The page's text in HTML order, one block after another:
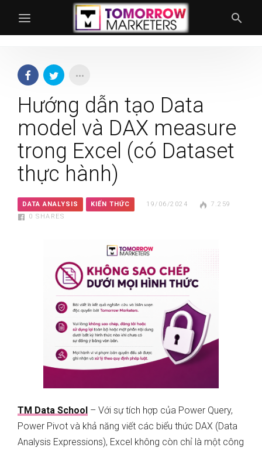
Hướng dẫn tạo Data
model và DAX measure
trong Excel (có Dataset
thực hành)
DATA ANALYSIS KIẾN THỨC 19/06/2024
7.259
0 SHARES
TM Data School – Với sự tích hợp của Power Query,
Power Pivot và khả năng viết các biểu thức DAX (Data
Analysis Expressions), Excel không còn chỉ là một công